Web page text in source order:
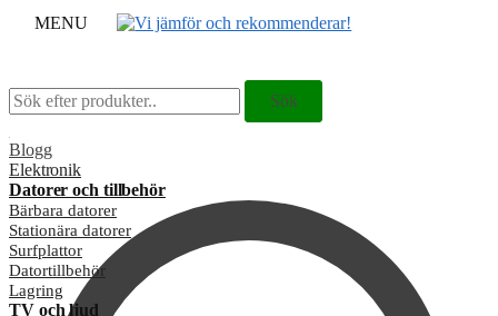
MENU
Sök
efter:
Sök
Blogg
Sök
efter:
Sök
Elektronik
Datorer och tillbehör
Bärbara datorer
Stationära datorer
Surfplattor
Datortillbehör
Lagring
TV och ljud